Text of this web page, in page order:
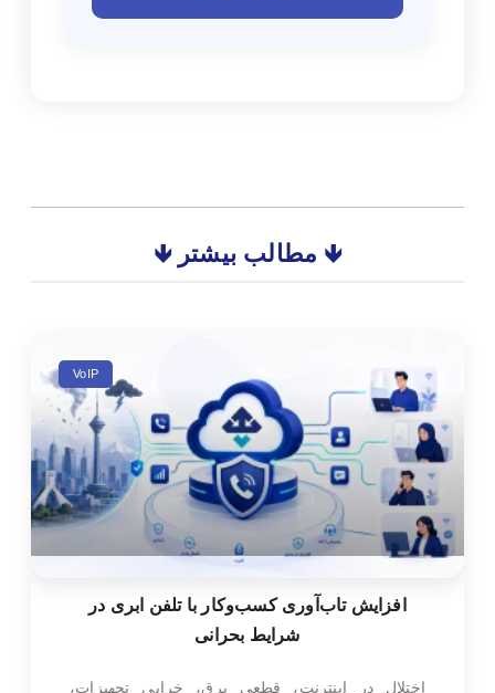
🡻 مطالب بیشتر 🡻
VoIP
افزایش تاب‌آوری کسب‌وکار با تلفن ابری در
شرایط بحرانی
اختلال در اینترنت، قطعی برق، خرابی تجهیزات،